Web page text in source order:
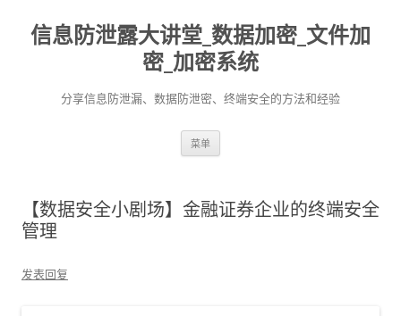
信息防泄露大讲堂_数据加密_文件加
密_加密系统
分享信息防泄漏、数据防泄密、终端安全的方法和经验
菜单
【数据安全小剧场】金融证券企业的终端安全
管理
发表回复